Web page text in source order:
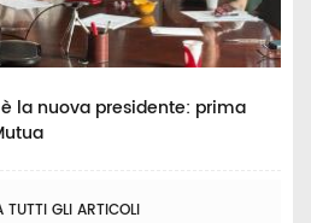
la nuova presidente: prima
TUTTI GLI ARTICOLI